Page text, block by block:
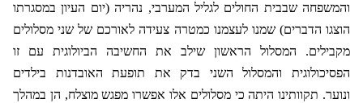
והמשפחה שבבית החולים לגליל המערבי, נהריה (יום העיון במסגרתו
הוצגו הדברים) שמנו לעצמנו כמטרה צעידה לאורכם של שני מסלולים
מקבילים. המסלול הראשון שילב את החשיבה הביולוגית עם זו
הפסיכולוגית והמסלול השני בדק את תופעת האובדנות בילדים
ונוער. תקוותינו היתה כי מסלולים אלו אפשרו מפגש מוצלח, הן במהלך